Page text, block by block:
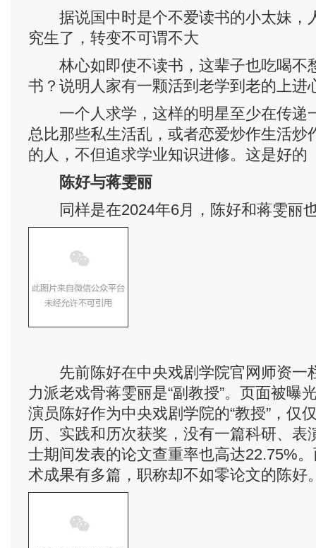
据说国中时是个不爱读书的小太妹，
究生了，转变不可谓不大
林心如即使不读书，这辈子也吃喝不
书？说明人家有一颗活到老学到老的上进
一个人求学，这样的明星至少在传递
总比那些私生活乱，或者恋爱炒作生活炒
的人，不但追求学业知识进修。这是好的
陈好与蒋雯丽
同样是在2024年6月，陈好和蒋雯丽
先前陈好在中央戏剧学院官网师资一
力派老戏骨蒋雯丽是“副教授”。页面被曝
演员陈好作为中央戏剧学院的“教授”，仅
历、实践和历次获奖，没有一篇科研、表
士期间发表的论文查重率也高达22.75%
术成果有多篇，职称却不如零论文的陈好